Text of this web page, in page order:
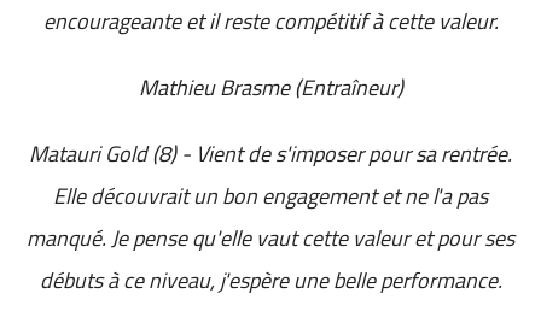
encourageante et il reste compétitif à cette valeur.
Mathieu Brasme (Entraîneur)
Matauri Gold (8) - Vient de s'imposer pour sa rentrée.
Elle découvrait un bon engagement et ne l'a pas
manqué. Je pense qu'elle vaut cette valeur et pour ses
débuts à ce niveau, j'espère une belle performance.